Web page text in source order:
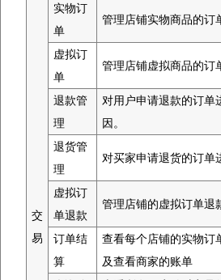
交
易
实物订
单
管理店铺实物商品的订
虚拟订
单
管理店铺虚拟商品的订
退款管
理
对用户申请退款的订单
因。
退货管
理
对买家申请退货的订单
虚拟订
单退款
管理店铺的虚拟订单退
订单结
算
查看每个店铺的实物订
及查看商家的账单